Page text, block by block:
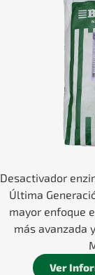
Desactivador
Última
mayor enfoque
más avanzada
Ver